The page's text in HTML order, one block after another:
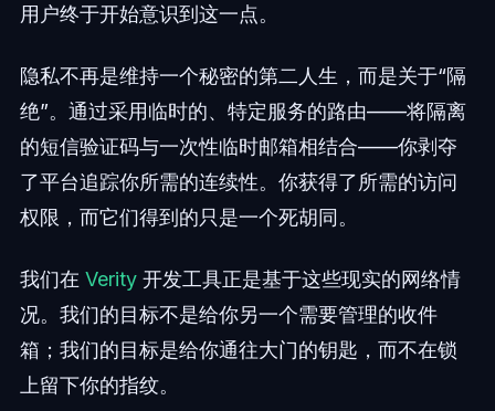
用户终于开始意识到这一点。
隐私不再是维持一个秘密的第二人生，而是关于“隔
绝”。通过采用临时的、特定服务的路由——将隔离
的短信验证码与一次性临时邮箱相结合——你剥夺
了平台追踪你所需的连续性。你获得了所需的访问
权限，而它们得到的只是一个死胡同。
我们在 Verity开发工具正是基于这些现实的网络情
况。我们的目标不是给你另一个需要管理的收件
箱；我们的目标是给你通往大门的钥匙，而不在锁
上留下你的指纹。